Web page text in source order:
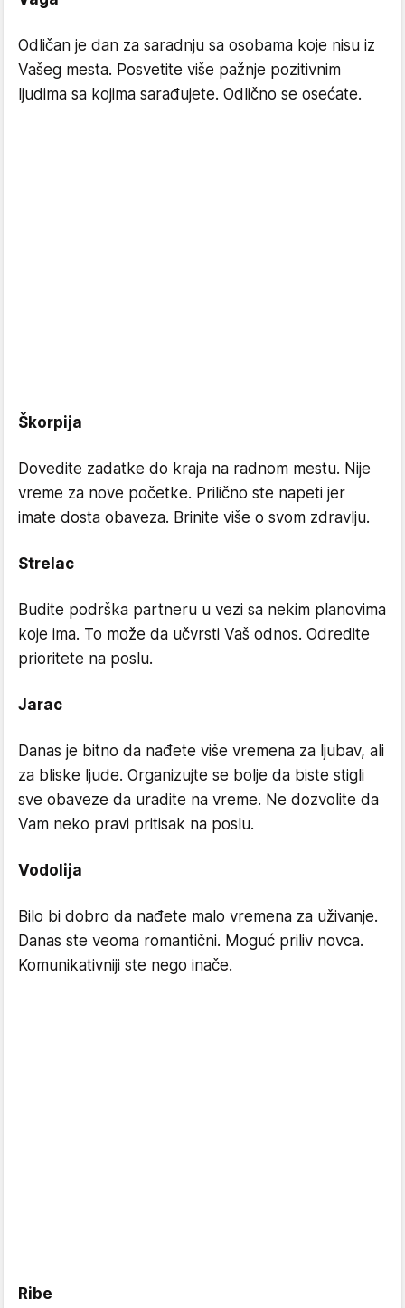
Odličan je dan za saradnju sa osobama koje nisu iz
Vašeg mesta. Posvetite više pažnje pozitivnim
ljudima sa kojima sarađujete. Odlično se osećate.
Škorpija
Dovedite zadatke do kraja na radnom mestu. Nije
vreme za nove početke. Prilično ste napeti jer
imate dosta obaveza. Brinite više o svom zdravlju.
Strelac
Budite podrška partneru u vezi sa nekim planovima
koje ima. To može da učvrsti Vaš odnos. Odredite
prioritete na poslu.
Jarac
Danas je bitno da nađete više vremena za ljubav, ali
za bliske ljude. Organizujte se bolje da biste stigli
sve obaveze da uradite na vreme. Ne dozvolite da
Vam neko pravi pritisak na poslu.
Vodolija
Bilo bi dobro da nađete malo vremena za uživanje.
Danas ste veoma romantični. Moguć priliv novca.
Komunikativniji ste nego inače.
Ribe